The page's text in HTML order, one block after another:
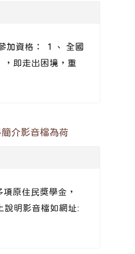
加資格： １、 全國
，即走出困境，重
介影音檔為荷
原住民獎學金，
說明影音檔如網址: